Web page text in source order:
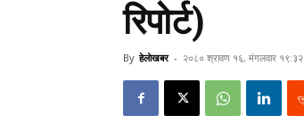
रिपोर्ट)
By हेलाेखबर - २०८० श्रावण १६, मंगलवार १९:३२